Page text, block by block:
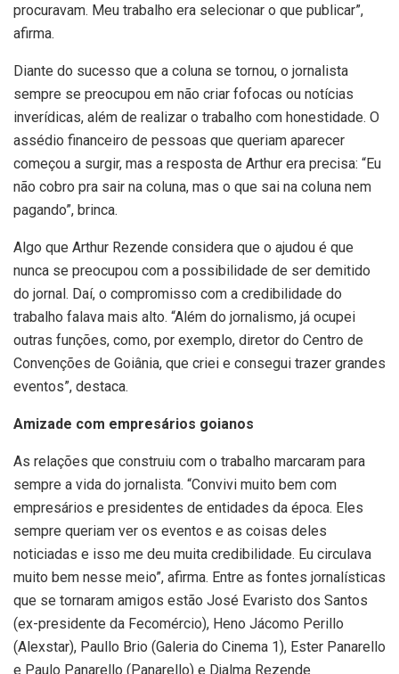
procuravam. Meu trabalho era selecionar o que publicar”,
afirma.
Diante do sucesso que a coluna se tornou, o jornalista
sempre se preocupou em não criar fofocas ou notícias
inverídicas, além de realizar o trabalho com honestidade. O
assédio financeiro de pessoas que queriam aparecer
começou a surgir, mas a resposta de Arthur era precisa: “Eu
não cobro pra sair na coluna, mas o que sai na coluna nem
pagando”, brinca.
Algo que Arthur Rezende considera que o ajudou é que
nunca se preocupou com a possibilidade de ser demitido
do jornal. Daí, o compromisso com a credibilidade do
trabalho falava mais alto. “Além do jornalismo, já ocupei
outras funções, como, por exemplo, diretor do Centro de
Convenções de Goiânia, que criei e consegui trazer grandes
eventos”, destaca.
Amizade com empresários goianos
As relações que construiu com o trabalho marcaram para
sempre a vida do jornalista. “Convivi muito bem com
empresários e presidentes de entidades da época. Eles
sempre queriam ver os eventos e as coisas deles
noticiadas e isso me deu muita credibilidade. Eu circulava
muito bem nesse meio”, afirma. Entre as fontes jornalísticas
que se tornaram amigos estão José Evaristo dos Santos
(ex-presidente da Fecomércio), Heno Jácomo Perillo
(Alexstar), Paullo Brio (Galeria do Cinema 1), Ester Panarello
e Paulo Panarello (Panarello) e Djalma Rezende